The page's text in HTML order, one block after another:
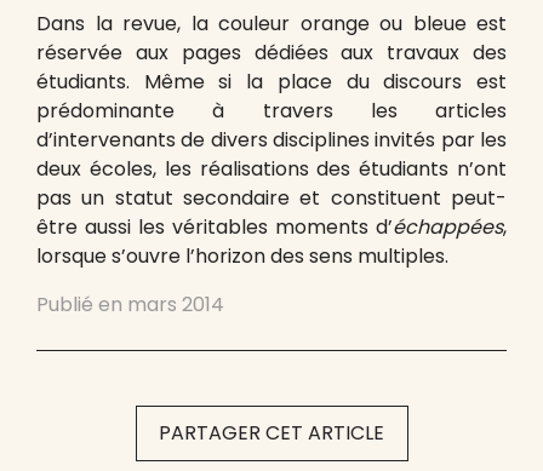
Dans la revue, la couleur orange ou bleue est
réservée aux pages dédiées aux travaux des
étudiants. Même si la place du discours est
prédominante à travers les articles
d’intervenants de divers disciplines invités par les
deux écoles, les réalisations des étudiants n’ont
pas un statut secondaire et constituent peut-
être aussi les véritables moments d’échappées,
lorsque s’ouvre l’horizon des sens multiples.
Publié en mars 2014
PARTAGER CET ARTICLE